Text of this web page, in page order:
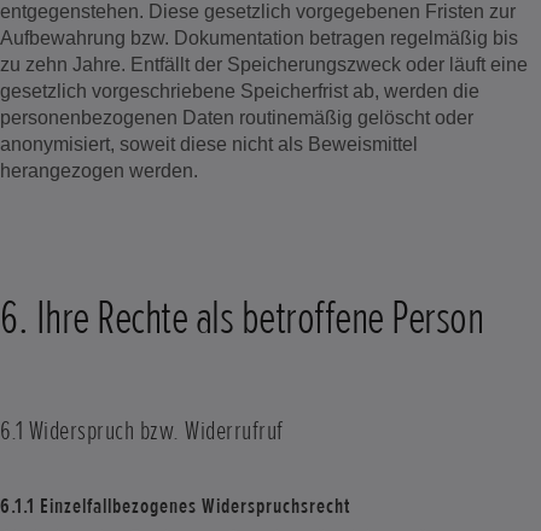
entgegenstehen. Diese gesetzlich vorgegebenen Fristen zur
Aufbewahrung bzw. Dokumentation betragen regelmäßig bis
zu zehn Jahre. Entfällt der Speicherungszweck oder läuft eine
gesetzlich vorgeschriebene Speicherfrist ab, werden die
personenbezogenen Daten routinemäßig gelöscht oder
anonymisiert, soweit diese nicht als Beweismittel
herangezogen werden.
6. Ihre Rechte als betroffene Person
6.1 Widerspruch bzw. Widerrufruf
6.1.1 Einzelfallbezogenes Widerspruchsrecht